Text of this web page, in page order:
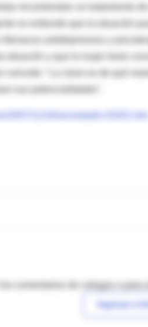
no entiende que la situación
fármacos antidepresivos y
situación y que la mujer tome
coincide: "La clave es de qué
sus potencialidades".
los comentarios de colegas o
Ingresar a